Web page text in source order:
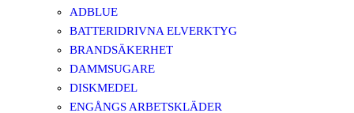
ADBLUE
BATTERIDRIVNA ELVERKTYG
BRANDSÄKERHET
DAMMSUGARE
DISKMEDEL
ENGÅNGS ARBETSKLÄDER